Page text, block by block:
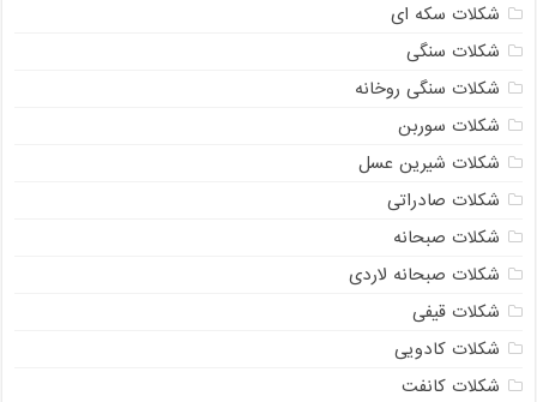
شکلات سکه ای
شکلات سنگی
شکلات سنگی روخانه
شکلات سوربن
شکلات شیرین عسل
شکلات صادراتی
شکلات صبحانه
شکلات صبحانه لاردی
شکلات قیفی
شکلات کادویی
شکلات کانفت